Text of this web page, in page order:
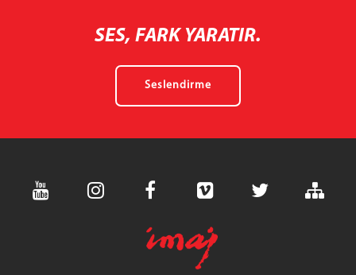
SES, FARK YARATIR.
Seslendirme